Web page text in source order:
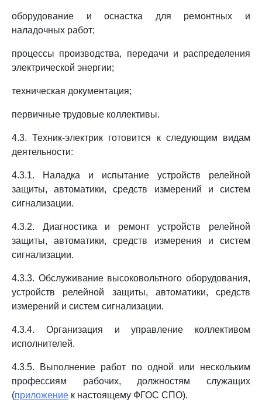
оборудование и оснастка для ремонтных и
наладочных работ;
процессы производства, передачи и распределения
электрической энергии;
техническая документация;
первичные трудовые коллективы.
4.3. Техник-электрик готовится к следующим видам
деятельности:
4.3.1. Наладка и испытание устройств релейной
защиты, автоматики, средств измерений и систем
сигнализации.
4.3.2. Диагностика и ремонт устройств релейной
защиты, автоматики, средств измерения и систем
сигнализации.
4.3.3. Обслуживание высоковольтного оборудования,
устройств релейной защиты, автоматики, средств
измерений и систем сигнализации.
4.3.4. Организация и управление коллективом
исполнителей.
4.3.5. Выполнение работ по одной или нескольким
профессиям рабочих, должностям служащих
(приложение к настоящему ФГОС СПО).